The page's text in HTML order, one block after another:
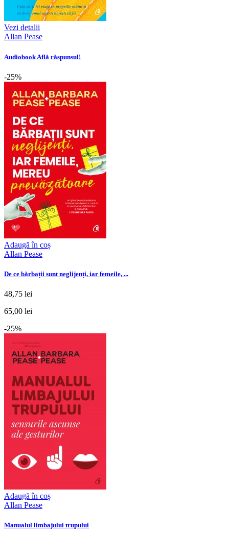
Vezi detalii
Allan Pease
Audiobook Află răspunsul!
-25%
Adaugă în coș
Allan Pease
De ce bărbații sunt neglijenți, iar femeile, ...
48,75 lei
65,00 lei
-25%
Adaugă în coș
Allan Pease
Manualul limbajului trupului